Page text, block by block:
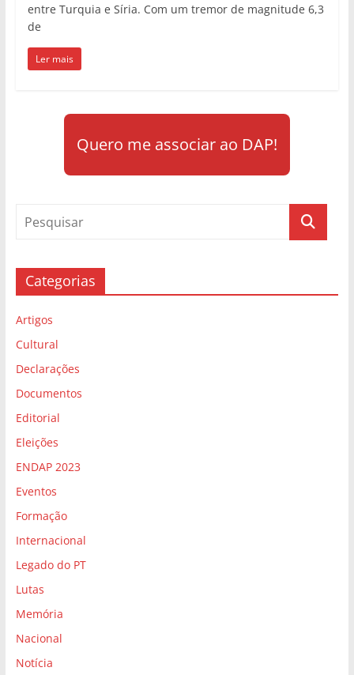
entre Turquia e Síria. Com um tremor de magnitude 6,3
de
Ler mais
Quero me associar ao DAP!
Categorias
Artigos
Cultural
Declarações
Documentos
Editorial
Eleições
ENDAP 2023
Eventos
Formação
Internacional
Legado do PT
Lutas
Memória
Nacional
Notícia